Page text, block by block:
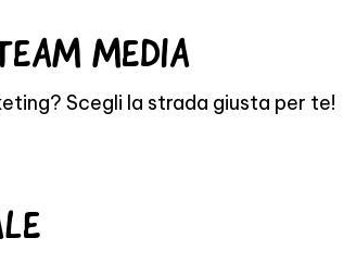
MEDIA
Scegli la strada giusta per te!